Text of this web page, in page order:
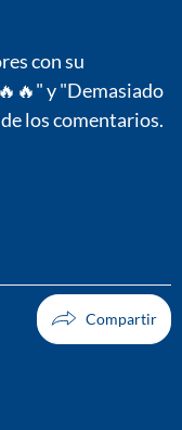
con su
y "Demasiado
los comentarios.